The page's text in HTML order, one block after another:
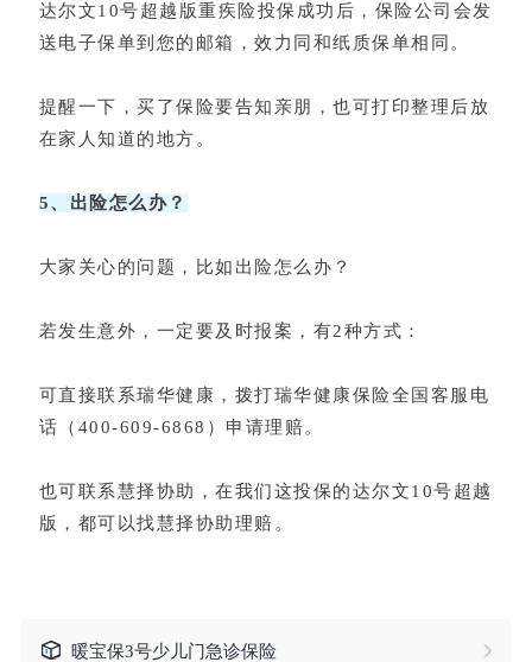
达尔文10号超越版重疾险投保成功后，保险公司会发
送电子保单到您的邮箱，效力同和纸质保单相同。
提醒一下，买了保险要告知亲朋，也可打印整理后放
在家人知道的地方。
5、出险怎么办？
大家关心的问题，比如出险怎么办？
若发生意外，一定要及时报案，有2种方式：
可直接联系瑞华健康，拨打瑞华健康保险全国客服电
话（400-609-6868）申请理赔。
也可联系慧择协助，在我们这投保的达尔文10号超越
版，都可以找慧择协助理赔。
暖宝保3号少儿门急诊保险